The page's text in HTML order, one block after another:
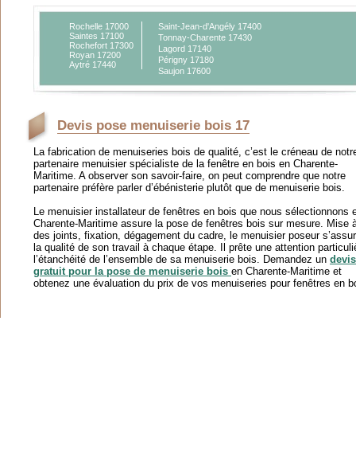
Rochelle 17000
Saintes 17100
Rochefort 17300
Royan 17200
Aytré 17440
Saint-Jean-d'Angély 17400
Tonnay-Charente 17430
Lagord 17140
Périgny 17180
Saujon 17600
Devis pose menuiserie bois 17
La fabrication de menuiseries bois de qualité, c’est le créneau de
partenaire menuisier spécialiste de la fenêtre en bois en Charente-
Maritime. A observer son savoir-faire, on peut comprendre que notre
partenaire préfère parler d’ébénisterie plutôt que de menuiserie bois.
Le menuisier installateur de fenêtres en bois que nous sélectionnons
Charente-Maritime assure la pose de fenêtres bois sur mesure. Mise
des joints, fixation, dégagement du cadre, le menuisier poseur
la qualité de son travail à chaque étape. Il prête une attention
l’étanchéité de l’ensemble de sa menuiserie bois. Demandez un devis
gratuit pour la pose de menuiserie bois en Charente-Maritime et
obtenez une évaluation du prix de vos menuiseries pour fenêtres en